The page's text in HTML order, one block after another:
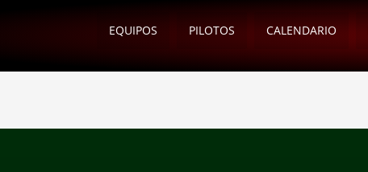
EQUIPOS PILOTOS CALENDARIO